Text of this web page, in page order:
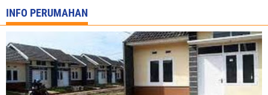
INFO PERUMAHAN